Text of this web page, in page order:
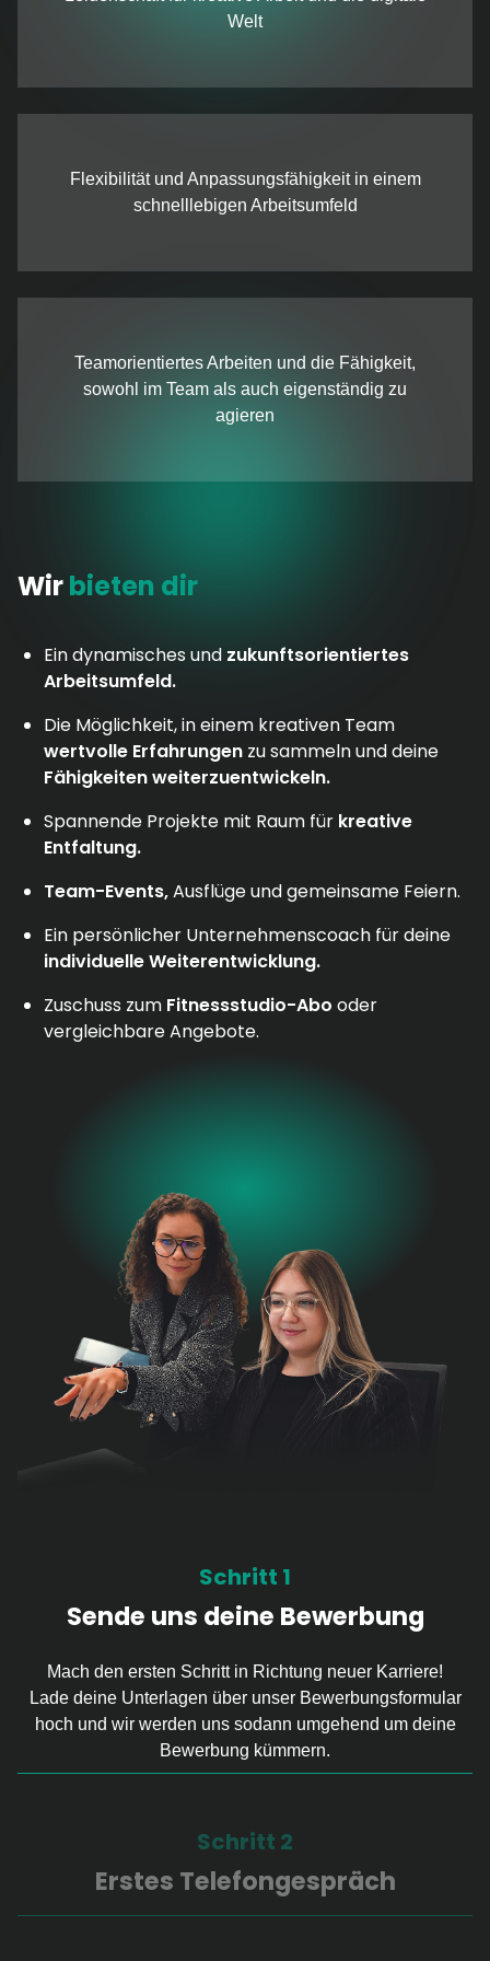
Welt
Flexibilität und Anpassungsfähigkeit in einem
schnelllebigen Arbeitsumfeld
Teamorientiertes Arbeiten und die Fähigkeit,
sowohl im Team als auch eigenständig zu
agieren
Wirbieten dir
Ein dynamisches und zukunftsorientiertes
Arbeitsumfeld.
Die Möglichkeit, in einem kreativen Team
wertvolle Erfahrungen zu sammeln und deine
Fähigkeiten weiterzuentwickeln.
Spannende Projekte mit Raum für kreative
Entfaltung.
Team-Events,Ausflüge und gemeinsame Feiern.
Ein persönlicher Unternehmenscoach für deine
individuelle Weiterentwicklung.
Zuschuss zum Fitnessstudio-Abo oder
vergleichbare Angebote.
Schritt 1
Sende uns deine Bewerbung
Mach den ersten Schritt in Richtung neuer Karriere!
Lade deine Unterlagen über unser Bewerbungsformular
hoch und wir werden uns sodann umgehend um deine
Bewerbung kümmern.
Schritt 2
Erstes Telefongespräch